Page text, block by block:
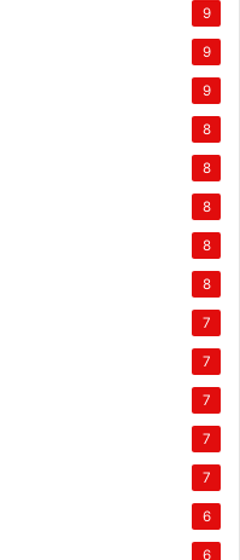
9
9
9
8
8
8
8
8
7
7
7
7
7
6
6